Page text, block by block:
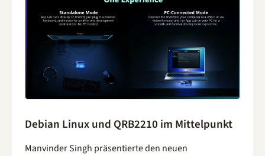
Debian Linux und QRB2210 im Mittelpunkt
Manvinder Singh präsentierte den neuen